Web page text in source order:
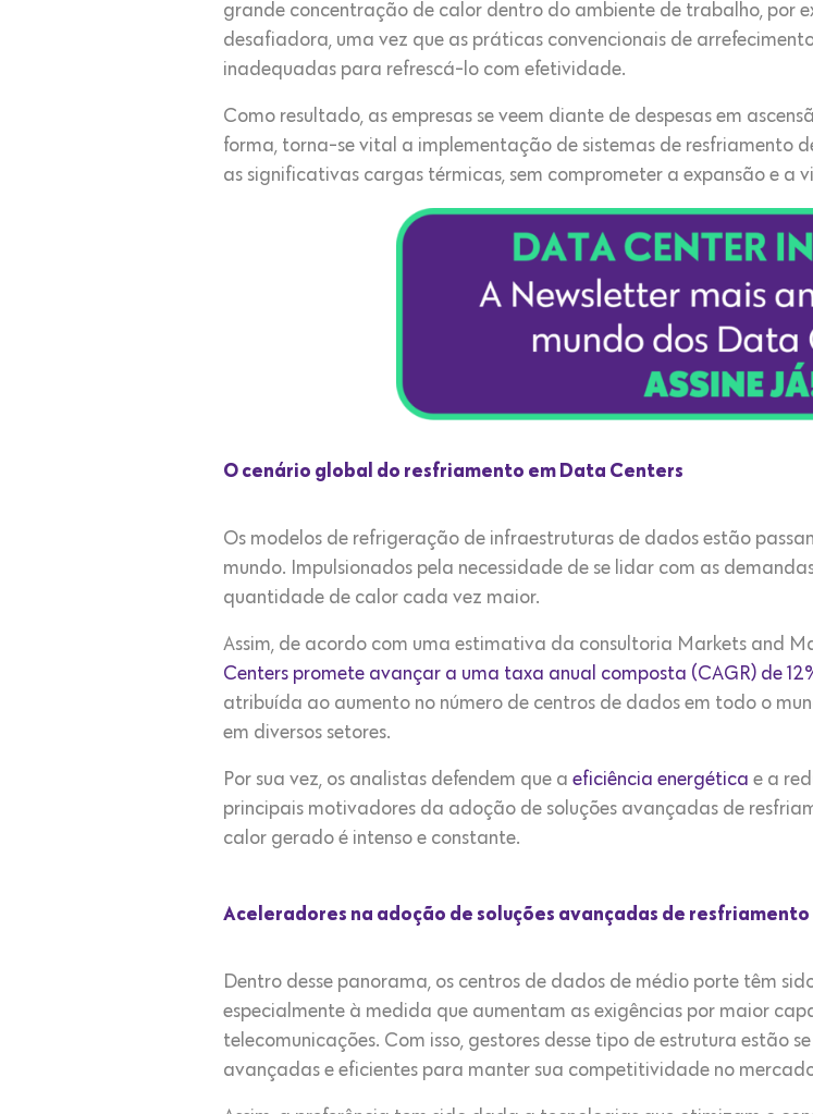
grande concentração de calor dentro do ambiente de trabalho, por
desafiadora, uma vez que as práticas convencionais de
inadequadas para refrescá-lo com efetividade.
Como resultado, as empresas se veem diante de despesas em
forma, torna-se vital a implementação de sistemas de resfriamento
as significativas cargas térmicas, sem comprometer a expansão e a
O cenário global do resfriamento em Data Centers
Os modelos de refrigeração de infraestruturas de dados estão
mundo. Impulsionados pela necessidade de se lidar com as
quantidade de calor cada vez maior.
Assim, de acordo com uma estimativa da consultoria Markets and
Centers promete avançar a uma taxa anual composta (CAGR) de
atribuída ao aumento no número de centros de dados em todo o
em diversos setores.
Por sua vez, os analistas defendem que a eficiência energética e a
principais motivadores da adoção de soluções avançadas de
calor gerado é intenso e constante.
Aceleradores na adoção de soluções avançadas de
Dentro desse panorama, os centros de dados de médio porte têm
especialmente à medida que aumentam as exigências por maior
telecomunicações. Com isso, gestores desse tipo de estrutura estão
avançadas e eficientes para manter sua competitividade no